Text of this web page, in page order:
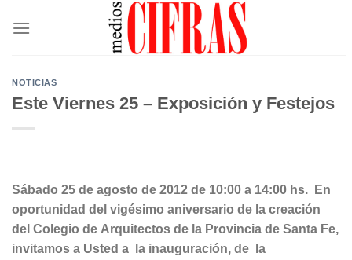
NOTICIAS
Este Viernes 25 – Exposición y Festejos
Sábado 25 de agosto de 2012 de 10:00 a 14:00 hs.
En
oportunidad del vigésimo aniversario de la creación
del Colegio de Arquitectos de la Provincia de Santa Fe,
invitamos a Usted a la inauguración, de la